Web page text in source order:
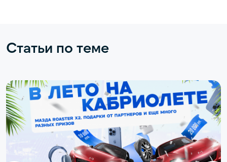
Статьи по теме